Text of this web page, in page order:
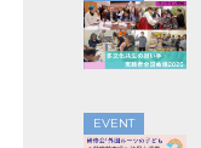
EVENT